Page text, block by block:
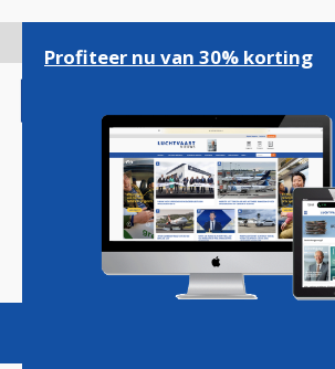
gaan
Magazine Podcasts
Profiteer nu van 30% korting